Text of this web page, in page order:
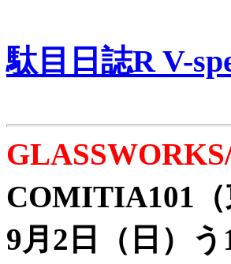
駄目日誌R V-
COMITIA101
9月2日（日）う